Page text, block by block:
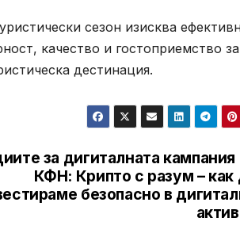
сезон изисква
качество и гостоприемство за
дестинация.
за дигиталната кампания
КФН: Крипто с разум – как
безопасно в